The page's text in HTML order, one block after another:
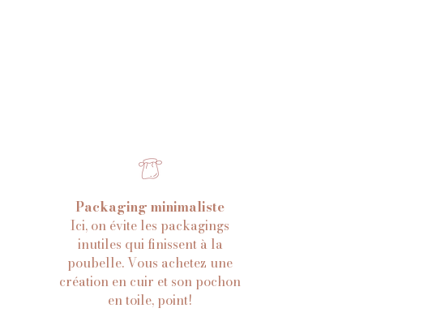
Packaging minimaliste
Ici, on évite les packagings
inutiles qui finissent à la
poubelle. Vous achetez une
création en cuir et son pochon
en toile, point!